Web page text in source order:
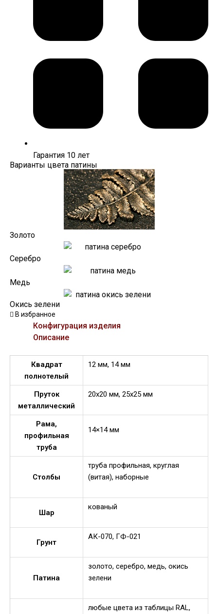
Гарантия 10 лет
Варианты цвета патины
Золото
Серебро
Медь
Окись зелени
В избранное
Конфигурация изделия
Описание
Квадрат
полнотелый
12 мм, 14 мм
Пруток
металлический
20х20 мм, 25х25 мм
Рама,
профильная
труба
14×14 мм
Столбы
труба профильная, круглая
(витая), наборные
Шар
кованый
Грунт
АК-070, ГФ-021
Патина
золото, серебро, медь, окись
зелени
любые цвета из таблицы RAL,